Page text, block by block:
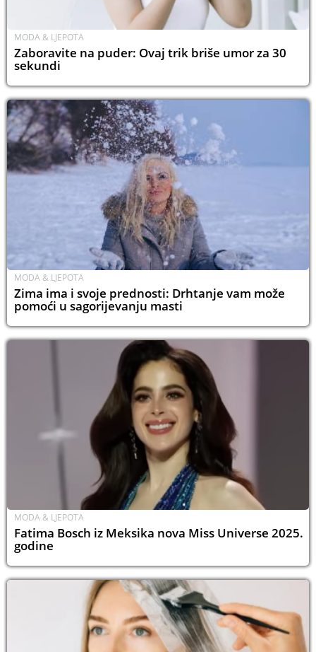
MODA & LJEPOTA
Zaboravite na puder: Ovaj trik briše umor za 30
sekundi
MODA & LJEPOTA
Zima ima i svoje prednosti: Drhtanje vam može
pomoći u sagorijevanju masti
MODA & LJEPOTA
Fatima Bosch iz Meksika nova Miss Universe 2025.
godine